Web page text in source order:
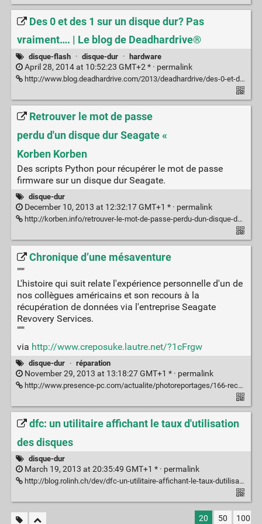
Des 0 et des 1 sur un disque dur? Pas
vraiment…. | Le blog de Deadhardrive®
disque-flash · disque-dur · hardware
April 28, 2014 at 10:52:23 GMT+2 * · permalink
http://www.blog.deadhardrive.com/2013/deadhardrive/des-0-et-des-1-sur-un-disque-dur-pas-vraiment/
Retrouver le mot de passe
perdu d'un disque dur Seagate «
Korben Korben
Des scripts Python pour récupérer le mot de passe
firmware sur un disque dur Seagate.
disque-dur
December 10, 2013 at 12:32:17 GMT+1 * · permalink
http://korben.info/retrouver-le-mot-de-passe-perdu-dun-disque-dur-seagate.html
Chronique d’une mésaventure
"""
L'histoire qui suit relate l'expérience personnelle d'un de
nos collègues américains et son recours à la
récupération de données via l'entreprise Seagate
Revovery Services.
"""
via http://www.creposuke.lautre.net/?1cFrgw
disque-dur · réparation
November 29, 2013 at 13:18:27 GMT+1 * · permalink
http://www.presence-pc.com/actualite/photoreportages/166-recuperation-donnees-disque-dur.html
dfc: un utilitaire affichant le taux d'utilisation
des disques
disque-dur
March 19, 2013 at 20:35:49 GMT+1 * · permalink
http://blog.rolinh.ch/dev/dfc-un-utilitaire-affichant-le-taux-dutilisation-des-disques/
20 50 100